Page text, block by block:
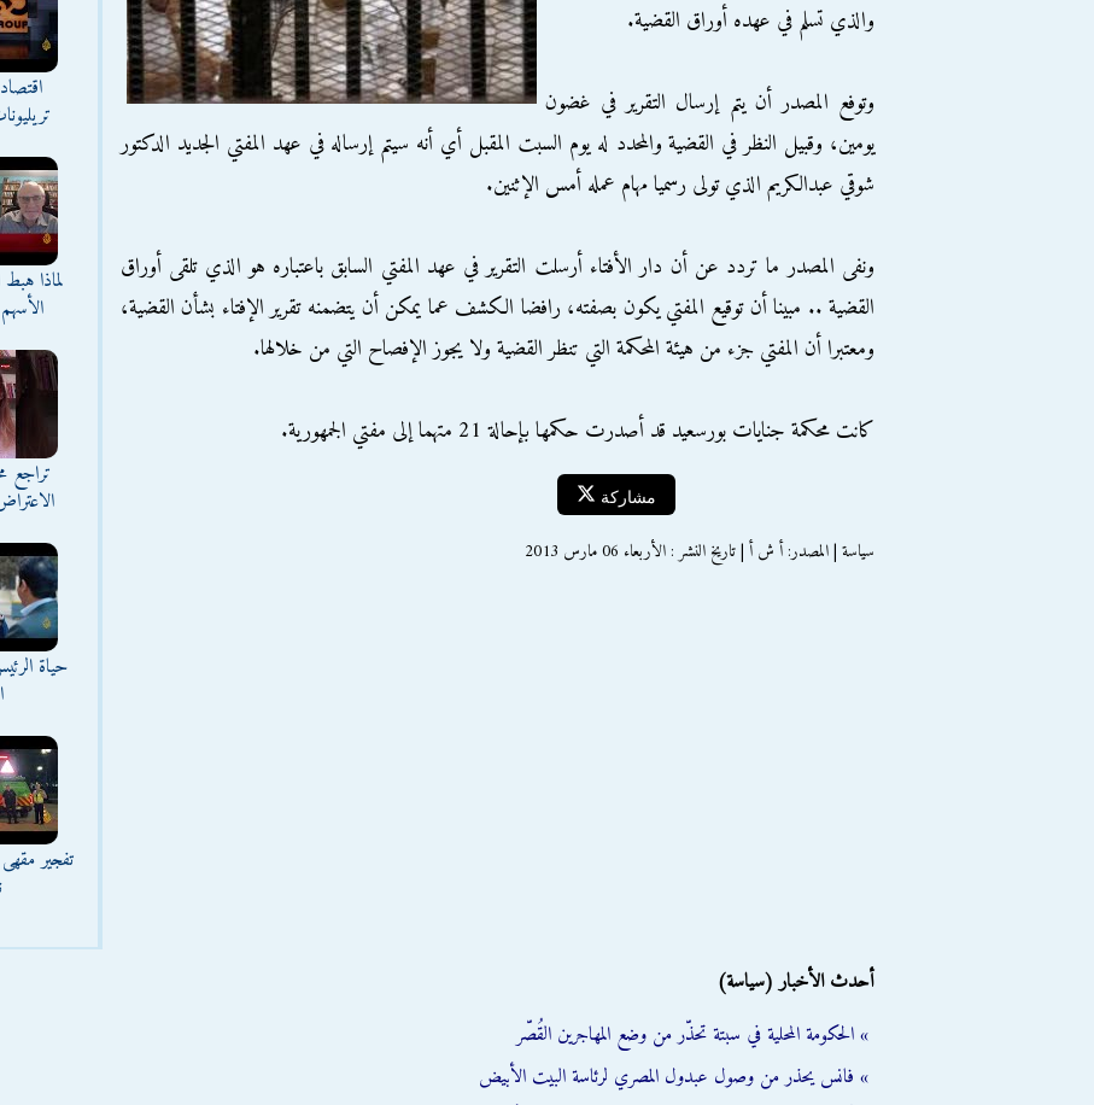
والذي تسلم في عهده أوراق القضية.
وتوفع المصدر أن يتم إرسال التقرير في غضون
يومين، وقبيل النظر في القضية والمحدد له يوم السبت المقبل أي أنه سيتم إرساله في عهد المفتي الجديد الدكتور
شوقي عبدالكريم الذي تولى رسميا مهام عمله أمس الإثنين.
ونفى المصدر ما تردد عن أن دار الأفتاء أرسلت التقرير في عهد المفتي السابق باعتباره هو الذي تلقى أوراق
القضية .. مبينا أن توقيع المفتي يكون بصفته، رافضا الكشف عما يمكن أن يتضمنه تقرير الإفتاء بشأن القضية،
ومعتبرا أن المفتي جزء من هيئة المحكمة التي تنظر القضية ولا يجوز الإفصاح التي من خلالها.
كانت محكمة جنايات بورسعيد قد أصدرت حكمها بإحالة 21 متهما إلى مفتي الجمهورية.
مشاركة
سياسة | المصدر: أ ش أ | تاريخ النشر : الأربعاء 06 مارس 2013
أحدث الأخبار (سياسة)
» الحكومة المحلية في سبتة تحذّر من وضع المهاجرين القُصّر
» فانس يحذر من وصول عبدول المصري لرئاسة البيت الأبيض
لماذا
تراجع
حياة
تفجير